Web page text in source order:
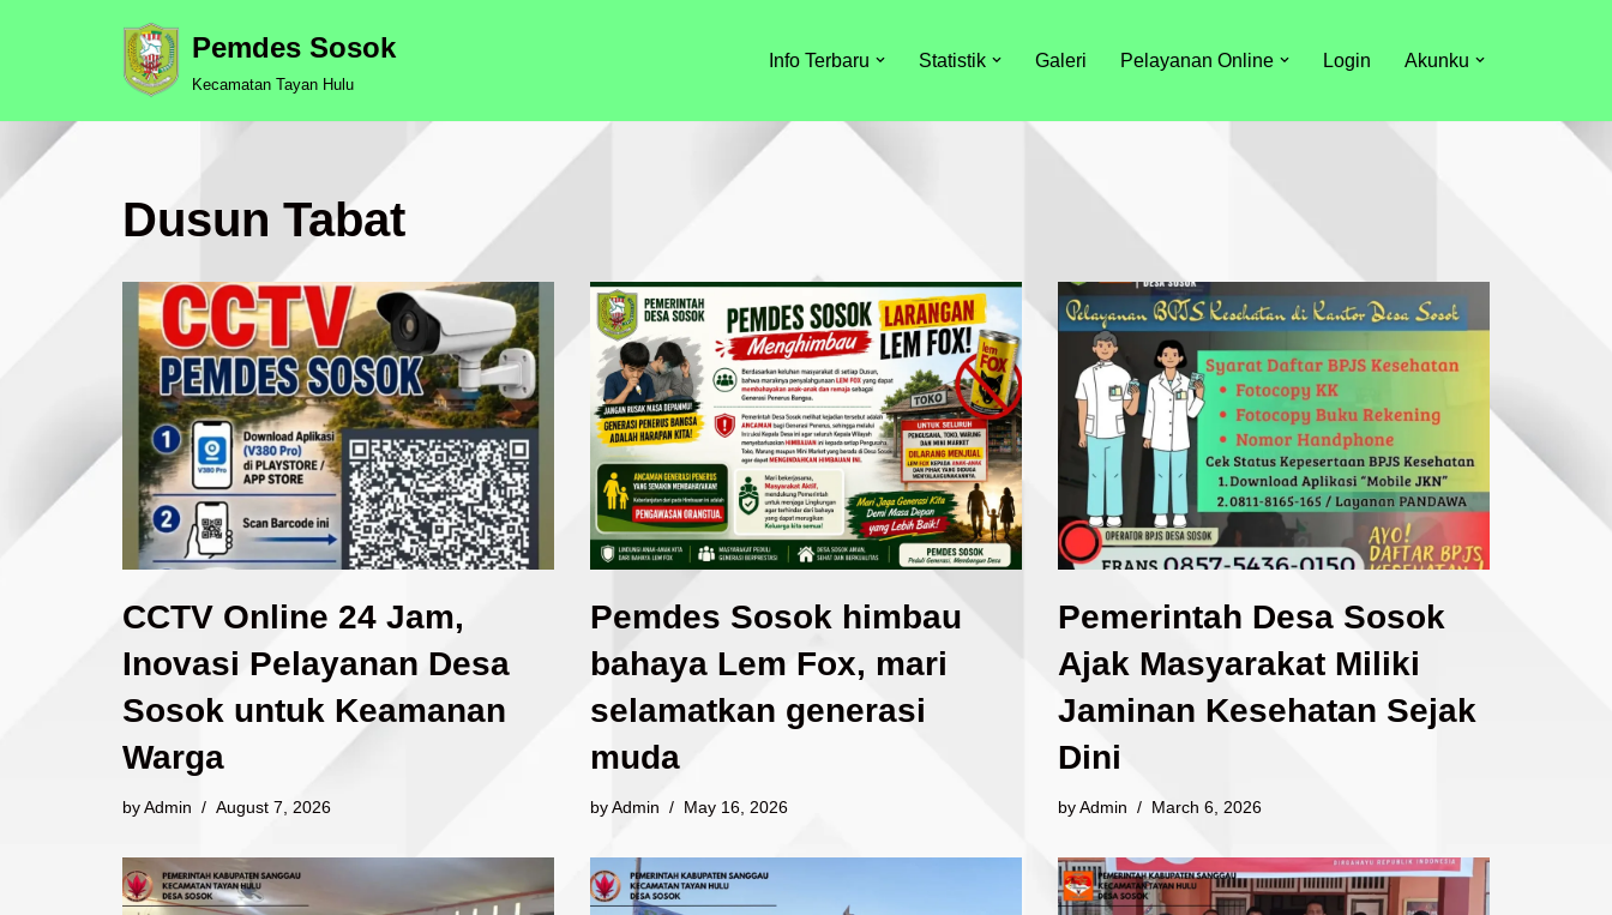
content
Pemdes Sosok
Kecamatan Tayan Hulu
Info Terbaru Statistik Galeri Pelayanan Online Login Akunku
Dusun Tabat
CCTV Online 24 Jam,
Inovasi Pelayanan Desa
Sosok untuk Keamanan
Warga
byAdmin August 7, 2026
Pemdes Sosok himbau
bahaya Lem Fox, mari
selamatkan generasi
muda
byAdmin May 16, 2026
Pemerintah Desa Sosok
Ajak Masyarakat Miliki
Jaminan Kesehatan Sejak
Dini
byAdmin March 6, 2026